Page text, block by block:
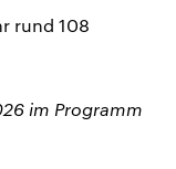
rund 108
im Programm